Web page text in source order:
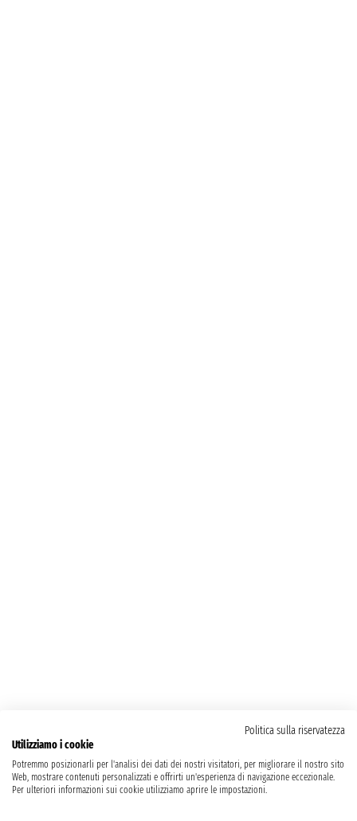
Politica sulla riservatezza
Utilizziamo i cookie
Potremmo posizionarli per l'analisi dei dati dei nostri visitatori, per migliorare il nostro sito
Web, mostrare contenuti personalizzati e offrirti un'esperienza di navigazione eccezionale.
Per ulteriori informazioni sui cookie utilizziamo aprire le impostazioni.